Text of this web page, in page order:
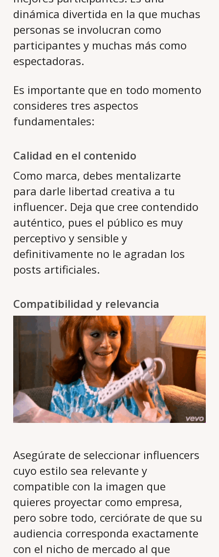
dinámica divertida en la que muchas
personas se involucran como
participantes y muchas más como
espectadoras.
Es importante que en todo momento
consideres tres aspectos
fundamentales:
Calidad en el contenido
Como marca, debes mentalizarte
para darle libertad creativa a tu
influencer. Deja que cree contendido
auténtico, pues el público es muy
perceptivo y sensible y
definitivamente no le agradan los
posts artificiales.
Compatibilidad y relevancia
Asegúrate de seleccionar influencers
cuyo estilo sea relevante y
compatible con la imagen que
quieres proyectar como empresa,
pero sobre todo, cerciórate de que su
audiencia corresponda exactamente
con el nicho de mercado al que